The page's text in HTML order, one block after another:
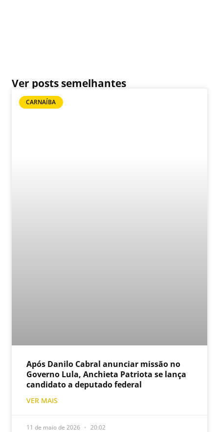
Ver posts semelhantes
CARNAÍBA
Após Danilo Cabral anunciar missão no
Governo Lula, Anchieta Patriota se lança
candidato a deputado federal
VER MAIS
11 de maio de 2026 20:02